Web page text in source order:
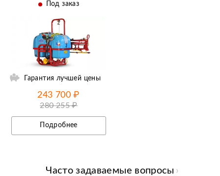
Под заказ
Гарантия лучшей цены
243 700 ₽
280 255 ₽
Подробнее
Часто задаваемые вопросы